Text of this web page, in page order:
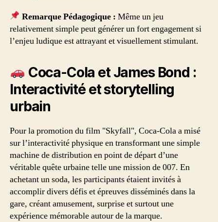
Remarque Pédagogique : Même un jeu
relativement simple peut générer un fort engagement si
l’enjeu ludique est attrayant et visuellement stimulant.
Coca-Cola et James Bond :
Interactivité et storytelling
urbain
Pour la promotion du film "Skyfall", Coca-Cola a misé
sur l’interactivité physique en transformant une simple
machine de distribution en point de départ d’une
véritable quête urbaine telle une mission de 007. En
achetant un soda, les participants étaient invités à
accomplir divers défis et épreuves disséminés dans la
gare, créant amusement, surprise et surtout une
expérience mémorable autour de la marque.